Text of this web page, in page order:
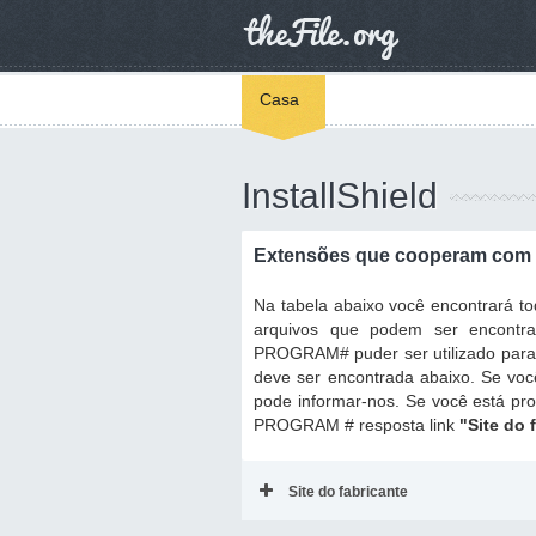
Casa
InstallShield
Extensões que cooperam
Na tabela abaixo você encontrará
arquivos que podem ser
PROGRAM# puder ser utilizado
deve ser encontrada abaixo. Se
pode informar-nos. Se você está
PROGRAM # resposta link "Site do
Site do fabricante